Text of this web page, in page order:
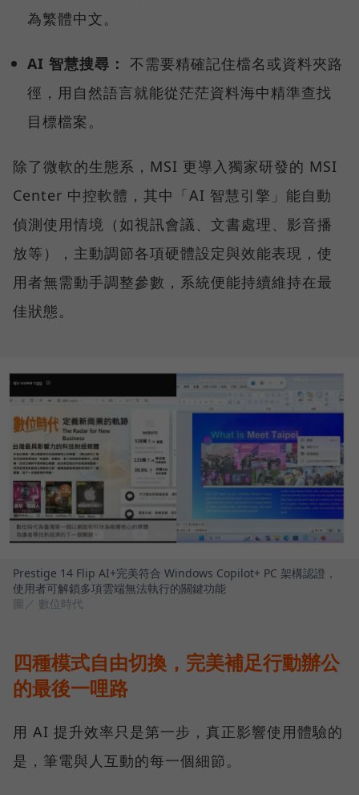
為繁體中文。
AI 智慧搜尋： 不需要精確記住檔名或資料夾路
徑，用自然語言就能從茫茫資料海中精準查找
目標檔案。
除了微軟的生態系，MSI 更導入獨家研發的 MSI
Center 中控軟體，其中「AI 智慧引擎」能自動
偵測使用情境（如視訊會議、文書處理、影音播
放等），主動調節各項硬體設定與效能表現，使
用者無需動手調整參數，系統便能持續維持在最
佳狀態。
Prestige 14 Flip AI+完美符合 Windows Copilot+ PC 架構認證，
使用者可解鎖多項雲端無法執行的關鍵功能
圖／ 數位時代
四種模式自由切換，完美補足行動辦公
的最後一哩路
用 AI 提升效率只是第一步，真正影響使用體驗的
是，筆電與人互動的每一個細節。